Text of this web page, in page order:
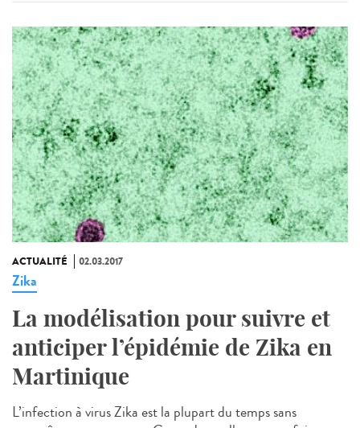
ACTUALITÉ 02.03.2017
Zika
La modélisation pour suivre et
anticiper l’épidémie de Zika en
Martinique
L’infection à virus Zika est la plupart du temps sans